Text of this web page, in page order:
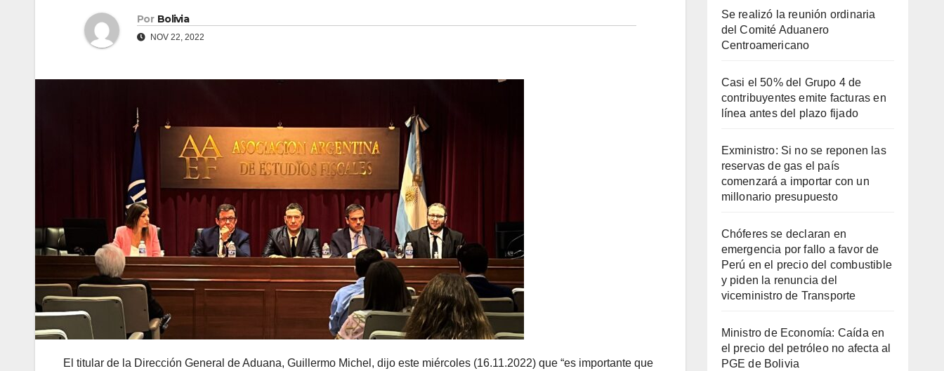
Por Bolivia
NOV 22, 2022
El titular de la Dirección General de Aduana, Guillermo Michel, dijo este miércoles (16.11.2022) que “es importante que
Se realizó la reunión ordinaria
del Comité Aduanero
Centroamericano
Casi el 50% del Grupo 4 de
contribuyentes emite facturas en
línea antes del plazo fijado
Exministro: Si no se reponen las
reservas de gas el país
comenzará a importar con un
millonario presupuesto
Chóferes se declaran en
emergencia por fallo a favor de
Perú en el precio del combustible
y piden la renuncia del
viceministro de Transporte
Ministro de Economía: Caída en
el precio del petróleo no afecta al
PGE de Bolivia